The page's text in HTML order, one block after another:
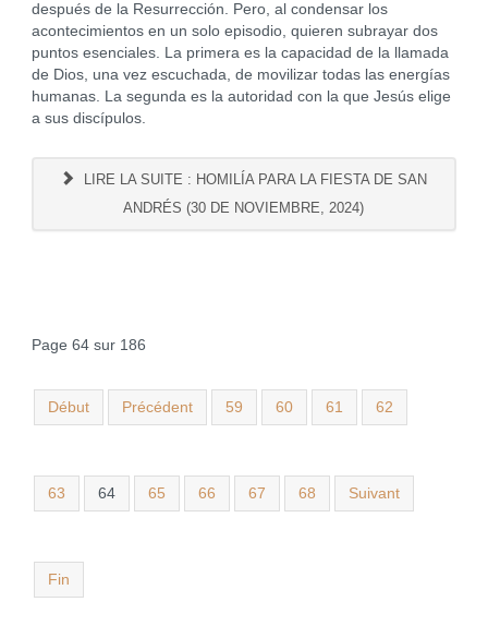
después de la Resurrección. Pero, al condensar los
acontecimientos en un solo episodio, quieren subrayar dos
puntos esenciales. La primera es la capacidad de la llamada
de Dios, una vez escuchada, de movilizar todas las energías
humanas. La segunda es la autoridad con la que Jesús elige
a sus discípulos.
LIRE LA SUITE : HOMILÍA PARA LA FIESTA DE SAN
ANDRÉS (30 DE NOVIEMBRE, 2024)
Page 64 sur 186
Début Précédent 59 60 61 62
63 64 65 66 67 68 Suivant
Fin